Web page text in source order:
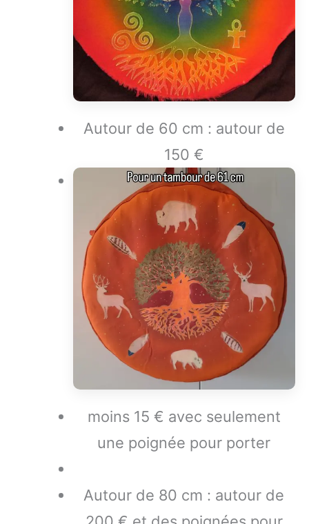
Autour de 60 cm : autour de
150 €
moins 15 € avec seulement
une poignée pour porter
Autour de 80 cm : autour de